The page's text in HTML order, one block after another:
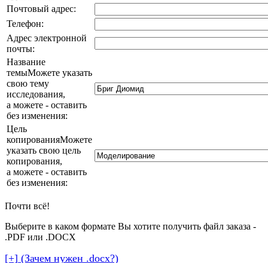
Почтовый адрес:
Телефон:
Адрес электронной
почты:
Название
темыМожете указать
свою тему
исследования,
а можете - оставить
без изменения:
Цель
копированияМожете
указать свою цель
копирования,
а можете - оставить
без изменения:
Почти всё!
Выберите в каком формате Вы хотите получить файл заказа -
.PDF или .DOCX
[+] (Зачем нужен .docx?)